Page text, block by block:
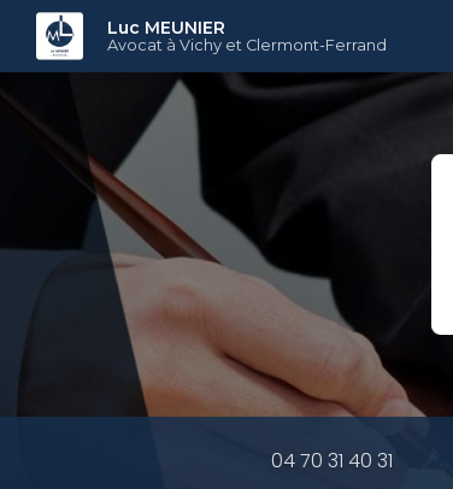
Aller
contenu
Luc MEUNIER
Avocat à Vichy et Clermont-Ferrand
04 70 31 40 31